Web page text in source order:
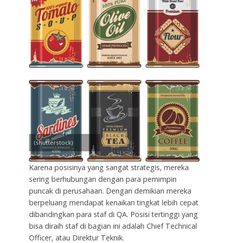
(shutterstock)
Karena posisinya yang sangat strategis, mereka
sering berhubungan dengan para pemimpin
puncak di perusahaan. Dengan demikian mereka
berpeluang mendapat kenaikan tingkat lebih cepat
dibandingkan para staf di QA. Posisi tertinggi yang
bisa diraih staf di bagian ini adalah Chief Technical
Officer, atau Direktur Teknik.